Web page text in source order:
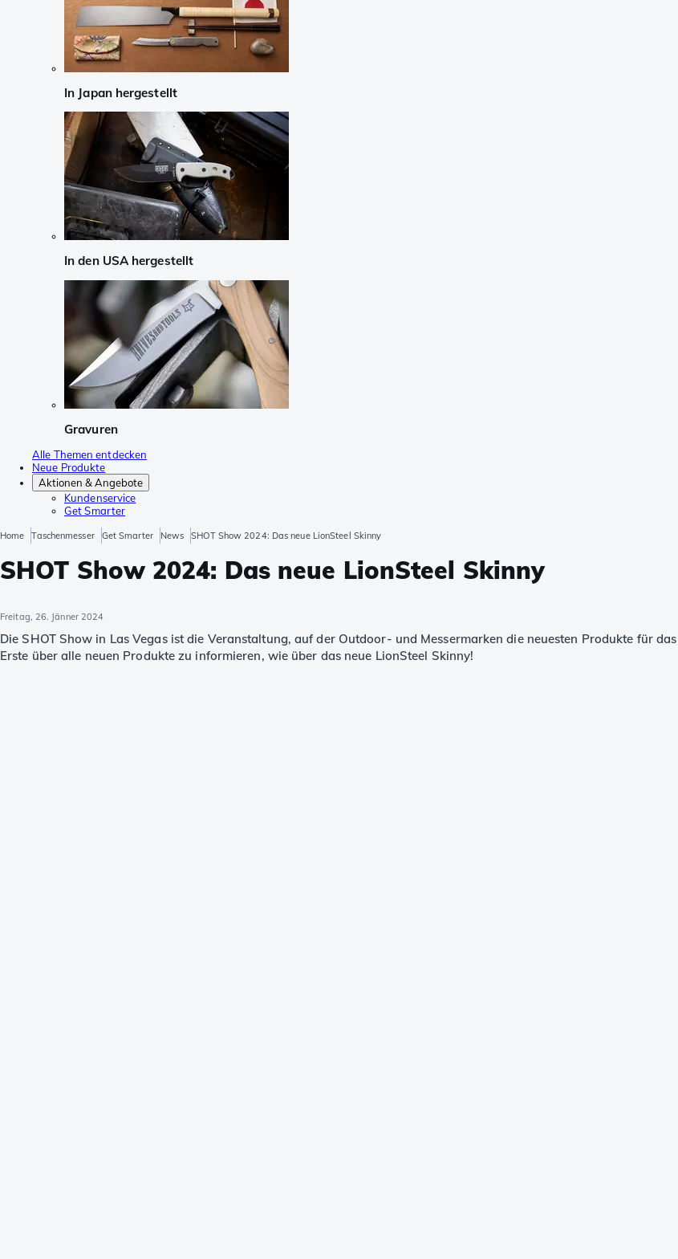
In Japan hergestellt
In den USA hergestellt
Gravuren
Alle Themen entdecken
Neue Produkte
Aktionen & Angebote
Kundenservice
Get Smarter
Home Taschenmesser Get Smarter News SHOT Show 2024: Das neue LionSteel Skinny
SHOT Show 2024: Das neue LionSteel Skinny
Freitag, 26. Jänner 2024
Die SHOT Show in Las Vegas ist die Veranstaltung, auf der Outdoor- und Messermarken die neuesten Produkte für
Erste über alle neuen Produkte zu informieren, wie über das neue LionSteel Skinny!